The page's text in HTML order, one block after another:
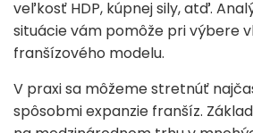
veľkosť HDP, kúpnej sily, atď.
situácie vám pomôže pri výbere
franšízového modelu.
V praxi sa môžeme stretnúť
spôsobmi expanzie franšíz.